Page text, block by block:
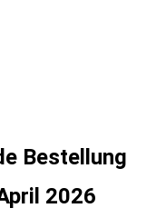
Bestellung
2026